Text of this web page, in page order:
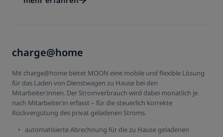
charge@home
Mit charge@home bietet MOON eine mobile und flexible Lösung
für das Laden von Dienstwagen zu Hause bei den
Mitarbeiter:innen. Der Stromverbrauch wird dabei monatlich je
nach Mitarbeiter:in erfasst – für die steuerlich korrekte
Rückvergütung des privat geladenen Stroms.
automatisierte Abrechnung für die zu Hause geladenen